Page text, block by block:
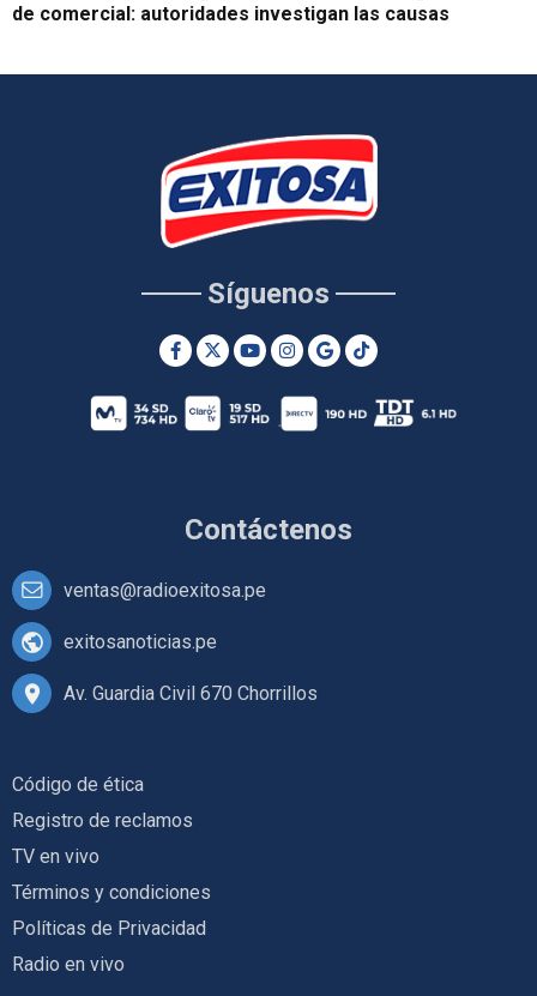
de comercial: autoridades investigan las causas
Contáctenos
ventas@radioexitosa.pe
exitosanoticias.pe
Av. Guardia Civil 670 Chorrillos
Síguenos
Código de ética
Registro de reclamos
TV en vivo
Términos y condiciones
Políticas de Privacidad
Radio en vivo